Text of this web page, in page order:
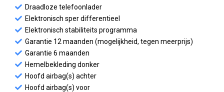
Draadloze telefoonlader
Elektronisch sper differentieel
Elektronisch stabiliteits programma
Garantie 12 maanden (mogelijkheid, tegen meerprijs)
Garantie 6 maanden
Hemelbekleding donker
Hoofd airbag(s) achter
Hoofd airbag(s) voor